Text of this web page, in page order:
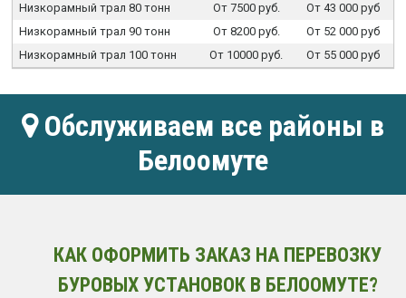
Низкорамный трал 80 тонн
От 7500 руб.
От 43 000 руб
Низкорамный трал 90 тонн
От 8200 руб.
От 52 000 руб
Низкорамный трал 100 тонн
От 10000 руб. От 55 000 руб
Обслуживаем все районы в
Белоомуте
КАК ОФОРМИТЬ ЗАКАЗ НА ПЕРЕВОЗКУ
БУРОВЫХ УСТАНОВОК В БЕЛООМУТЕ?